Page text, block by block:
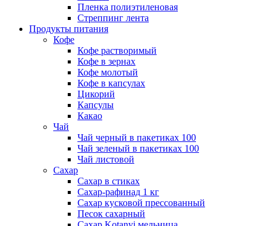
Пленка полиэтиленовая
Стреппинг лента
Продукты питания
Кофе
Кофе растворимый
Кофе в зернах
Кофе молотый
Кофе в капсулах
Цикорий
Капсулы
Какао
Чай
Чай черный в пакетиках 100
Чай зеленый в пакетиках 100
Чай листовой
Сахар
Сахар в стиках
Сахар-рафинад 1 кг
Сахар кусковой прессованный
Песок сахарный